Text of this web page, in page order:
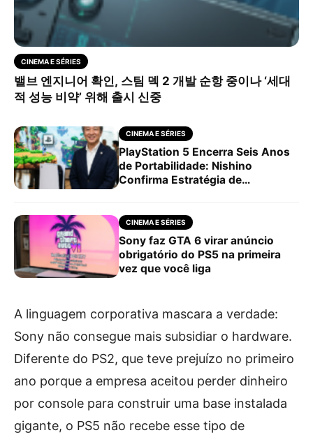
CINEMA E SÉRIES
밸브 엔지니어 확인, 스팀 덱 2 개발 순항 중이나 ‘세대
적 성능 비약’ 위해 출시 신중
CINEMA E SÉRIES
PlayStation 5 Encerra Seis Anos
de Portabilidade: Nishino
Confirma Estratégia de
CINEMA E SÉRIES
Sony faz GTA 6 virar anúncio
obrigatório do PS5 na primeira
vez que você liga
A linguagem corporativa mascara a verdade:
Sony não consegue mais subsidiar o hardware.
Diferente do PS2, que teve prejuízo no primeiro
ano porque a empresa aceitou perder dinheiro
por console para construir uma base instalada
gigante, o PS5 não recebe esse tipo de